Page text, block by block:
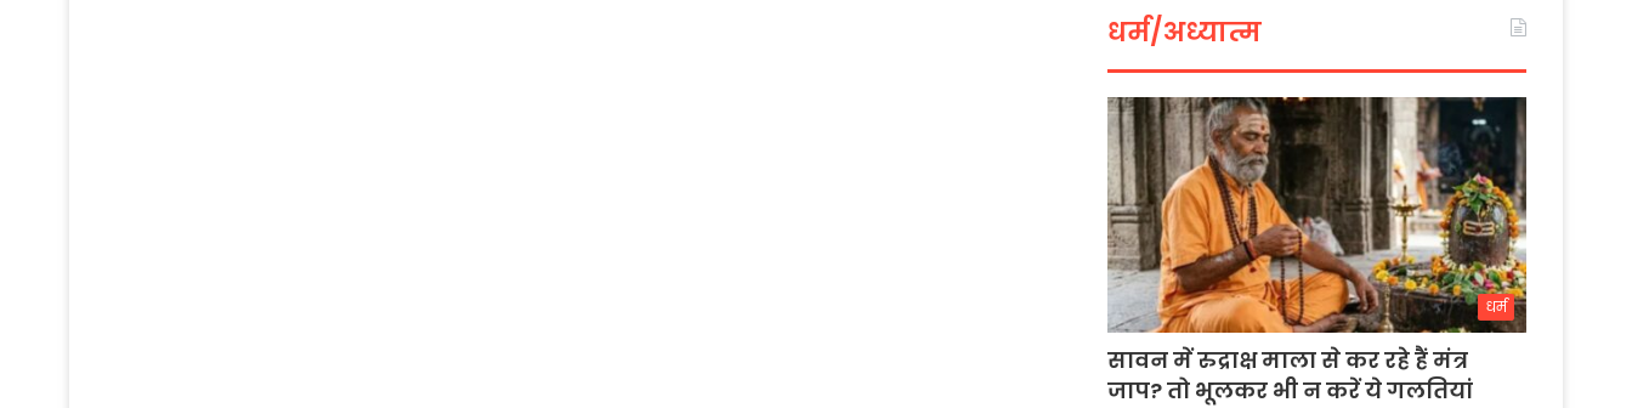
धर्म/अध्यात्म
धर्म
सावन में रुद्राक्ष माला से कर रहे हैं मंत्र
जाप? तो भूलकर भी न करें ये गलतियां